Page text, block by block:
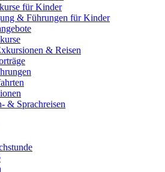
für Kinder
& Führungen für Kinder
& Reisen
& Sprachreisen